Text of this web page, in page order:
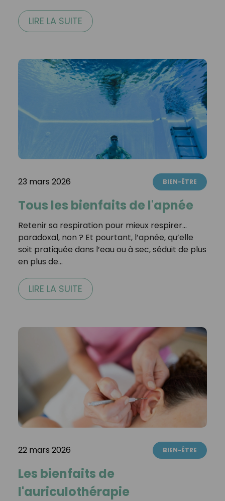
LIRE LA SUITE
23 mars 2026 BIEN-ÊTRE
Tous les bienfaits de l'apnée
Retenir sa respiration pour mieux respirer…
paradoxal, non ? Et pourtant, l’apnée, qu’elle
soit pratiquée dans l’eau ou à sec, séduit de plus
en plus de…
LIRE LA SUITE
22 mars 2026 BIEN-ÊTRE
Les bienfaits de
l'auriculothérapie